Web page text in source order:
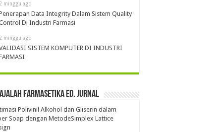
minggu ago
Data Integrity Dalam Sistem Quality
Di Industri Farmasi
minggu ago
SISTEM KOMPUTER DI INDUSTRI
Farmasetika Ed. Jurnal
Polivinil Alkohol dan Gliserin dalam
Soap dengan MetodeSimplex Lattice